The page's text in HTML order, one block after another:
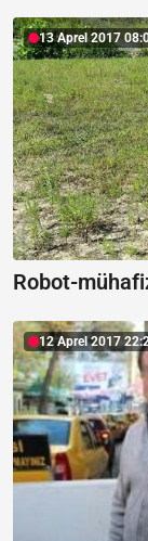
13 Aprel 2017
Robot-
12 Aprel 2017